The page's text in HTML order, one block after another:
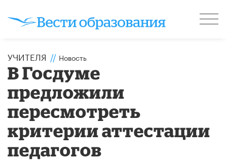
УЧИТЕЛЯ // Новость
В Госдуме
предложили
пересмотреть
критерии аттестации
педагогов